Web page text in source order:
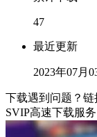
47
最近更新
2023年07月
下载遇到问题？
SVIP高速下载服务